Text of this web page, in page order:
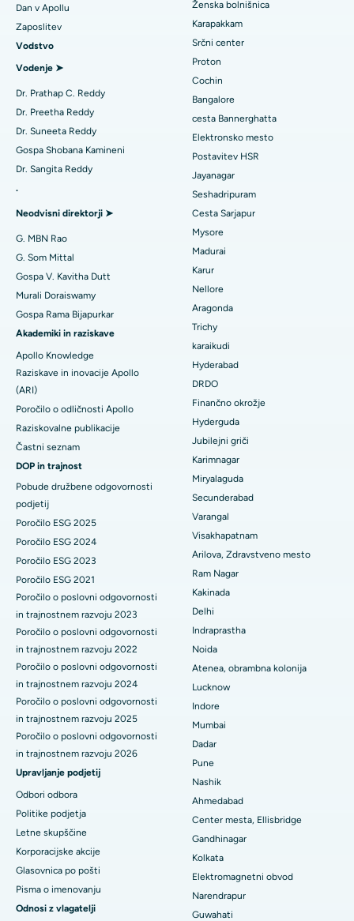
Poiščite urologa
Poiščite diabetologa
Poiščite ginekologa
Poiščite splošnega zdravnika
Poiščite psihologa
Poiščite splošnega kirurga
Najboljša bolnišnica v Karapakkamu v Chennaiju
Najboljša bolnišnica v Arilovi, Vizag
Najboljša bolnišnica na cesti Kanpur v Lucknowu
Najboljša bolnišnica v sektorju 26 v Noidi
Najboljša bolnišnica v Gandhinagarju v Ahmedabadu
Najboljša bolnišnica v Aragondi, Andhra Pradesh
Najboljša bolnišnica na cesti Bannerghatta v Bangaloreju
Najboljša bolnišnica v enoti 15 v Bhubaneswarju
Najboljša bolnišnica na cesti Seepat v Bilaspurju
Najboljša bolnišnica v Ellisbridgeu v Ahmedabadu
Najboljša bolnišnica v New Delhiju
Najboljša bolnišnica v DRDO, Hyderabad
Najboljša bolnišnica na cesti GS v Guwahatiju
Najboljša bolnišnica v Hydergudi, Hyderabad
Najboljša bolnišnica v Vijay Nagarju v Indoreju
Najboljša bolnišnica na glavni cesti Suryaraopeta v Kakinadi
Najboljša bolnišnica na Canal Circular Road v Kolkati
Najboljša bolnišnica v poslovnem središču Belapurja v Navi
Mumbaiju
Najboljša bolnišnica v Panchavatiju, Nashik
Najboljša bolnišnica v Secunderabadu, Hyderabad
Najboljša bolnišnica v mestu Seshadripuram, Bangalore
Najboljša bolnišnica na glavni cesti Waltair v Visakhapatnamu
Najboljša bolnišnica na cesti Subhash Nagar, Karimnagar
Najboljša bolnišnica v Managariju, Karaikudi
Najboljša bolnišnica v Arepallyju, Warangal
Najboljša bolnišnica v koloniji Arera v Bhopalu
Najboljša bolnišnica v mestu Jayanagar, Bangalore
Najboljša bolnišnica v KK Nagarju v Maduraiu
Zamenjava aortalnega ventila transkatetra
Popravilo ventila MitraClip
Minimalno invazivna srčna kirurgija
Ablacija katetra
Zamenjava obrnjenih ramen
Embolizacija maternične arterije
Kirurgija raka dojk
Brahiterapija
Kolonoskopija
Polipektomija
Deep Brain Stimulation
Biopsija ledvic
Paratiroidektomija
Keramična totalna zamenjava kolena
ERCP
Dan v Apollu
Zaposlitev
Vodstvo
Vodenje ➤
Dr. Prathap C. Reddy
Dr. Preetha Reddy
Dr. Suneeta Reddy
Gospa Shobana Kamineni
Dr. Sangita Reddy
.
Neodvisni direktorji ➤
G. MBN Rao
G. Som Mittal
Gospa V. Kavitha Dutt
Murali Doraiswamy
Gospa Rama Bijapurkar
Akademiki in raziskave
Apollo Knowledge
Raziskave in inovacije Apollo
(ARI)
Poročilo o odličnosti Apollo
Raziskovalne publikacije
Častni seznam
DOP in trajnost
Pobude družbene odgovornosti
podjetij
Poročilo ESG 2025
Poročilo ESG 2024
Poročilo ESG 2023
Poročilo ESG 2021
Poročilo o poslovni odgovornosti
in trajnostnem razvoju 2023
Poročilo o poslovni odgovornosti
in trajnostnem razvoju 2022
Poročilo o poslovni odgovornosti
in trajnostnem razvoju 2024
Poročilo o poslovni odgovornosti
in trajnostnem razvoju 2025
Poročilo o poslovni odgovornosti
in trajnostnem razvoju 2026
Upravljanje podjetij
Odbori odbora
Politike podjetja
Letne skupščine
Korporacijske akcije
Glasovnica po pošti
Pisma o imenovanju
Odnosi z vlagatelji
Ženska bolnišnica
Karapakkam
Srčni center
Proton
Cochin
Bangalore
cesta Bannerghatta
Elektronsko mesto
Postavitev HSR
Jayanagar
Seshadripuram
Cesta Sarjapur
Mysore
Madurai
Karur
Nellore
Aragonda
Trichy
karaikudi
Hyderabad
DRDO
Finančno okrožje
Hyderguda
Jubilejni griči
Karimnagar
Miryalaguda
Secunderabad
Varangal
Visakhapatnam
Arilova, Zdravstveno mesto
Ram Nagar
Kakinada
Delhi
Indraprastha
Noida
Atenea, obrambna kolonija
Lucknow
Indore
Mumbai
Dadar
Pune
Nashik
Ahmedabad
Center mesta, Ellisbridge
Gandhinagar
Kolkata
Elektromagnetni obvod
Narendrapur
Guwahati